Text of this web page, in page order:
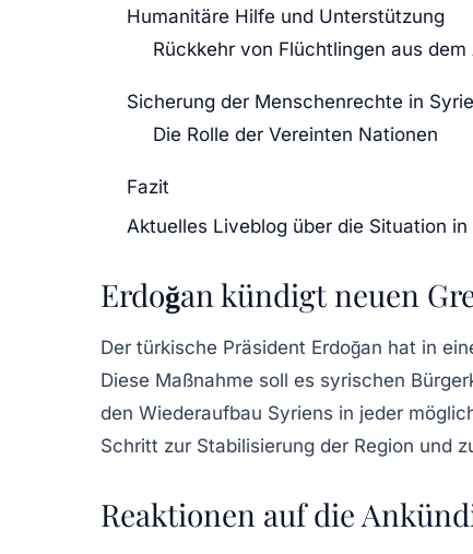
Humanitäre Hilfe und Unterstützung
Rückkehr von Flüchtlingen aus dem
Sicherung der Menschenrechte in
Die Rolle der Vereinten Nationen
Fazit
Aktuelles Liveblog über die Situation
Erdoğan kündigt neuen
Der türkische Präsident Erdoğan hat in
Diese Maßnahme soll es syrischen
den Wiederaufbau Syriens in jeder
Schritt zur Stabilisierung der Region und
Reaktionen auf die